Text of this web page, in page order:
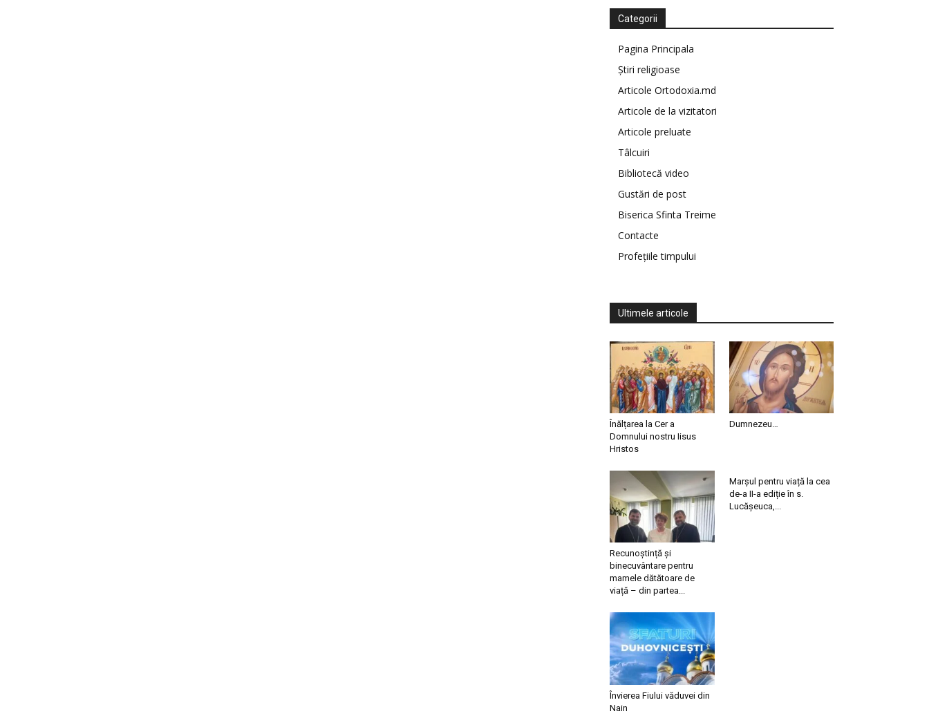
Categorii
Pagina Principala
Știri religioase
Articole Ortodoxia.md
Articole de la vizitatori
Articole preluate
Tâlcuiri
Bibliotecă video
Gustări de post
Biserica Sfinta Treime
Contacte
Profețiile timpului
Ultimele articole
Înălțarea la Cer a
Domnului nostru Iisus
Hristos
Dumnezeu…
Recunoștință și
binecuvântare pentru
mamele dătătoare de
viață – din partea...
Marșul pentru viață la cea
de-a II-a ediție în s.
Lucășeuca,...
Învierea Fiului văduvei din
Nain